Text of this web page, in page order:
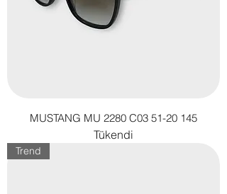
MUSTANG MU 2280 C03 51-20 145
Tükendi
Trend